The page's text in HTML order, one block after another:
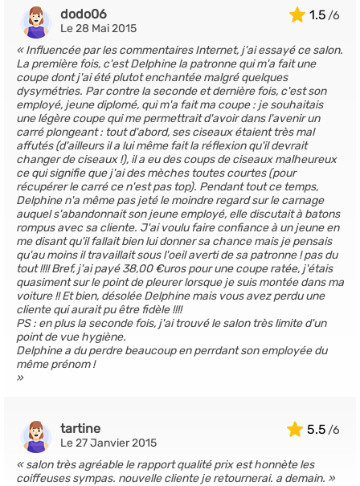
1.5
dodo06
Le 28 Mai 2015
Influencée par les commentaires Internet, j'ai essayé ce salon.
La première fois, c'est Delphine la patronne qui m'a fait une
coupe dont j'ai été plutot enchantée malgré quelques
dysymétries. Par contre la seconde et dernière fois, c'est son
employé, jeune diplomé, qui m'a fait ma coupe : je souhaitais
une légère coupe qui me permettrait d'avoir dans l'avenir un
carré plongeant : tout d'abord, ses ciseaux étaient très mal
affutés (d'ailleurs il a lui même fait la réflexion qu'il devrait
changer de ciseaux !), il a eu des coups de ciseaux malheureux
ce qui signifie que j'ai des mèches toutes courtes (pour
récupérer le carré ce n'est pas top). Pendant tout ce temps,
Delphine n'a même pas jeté le moindre regard sur le carnage
auquel s'abandonnait son jeune employé, elle discutait à batons
rompus avec sa cliente. J'ai voulu faire confiance à un jeune en
me disant qu'il fallait bien lui donner sa chance mais je pensais
qu'au moins il travaillait sous l'oeil averti de sa patronne ! pas du
tout !!!! Bref, j'ai payé 38,00 €uros pour une coupe ratée, j'étais
quasiment sur le point de pleurer lorsque je suis montée dans ma
voiture !! Et bien, désolée Delphine mais vous avez perdu une
cliente qui aurait pu être fidèle !!!!
PS : en plus la seconde fois, j'ai trouvé le salon très limite d'un
point de vue hygiène.
Delphine a du perdre beaucoup en perrdant son employée du
même prénom !
5.5
tartine
Le 27 Janvier 2015
salon très agréable le rapport qualité prix est honnète les
coiffeuses sympas. nouvelle cliente je retournerai. a demain.